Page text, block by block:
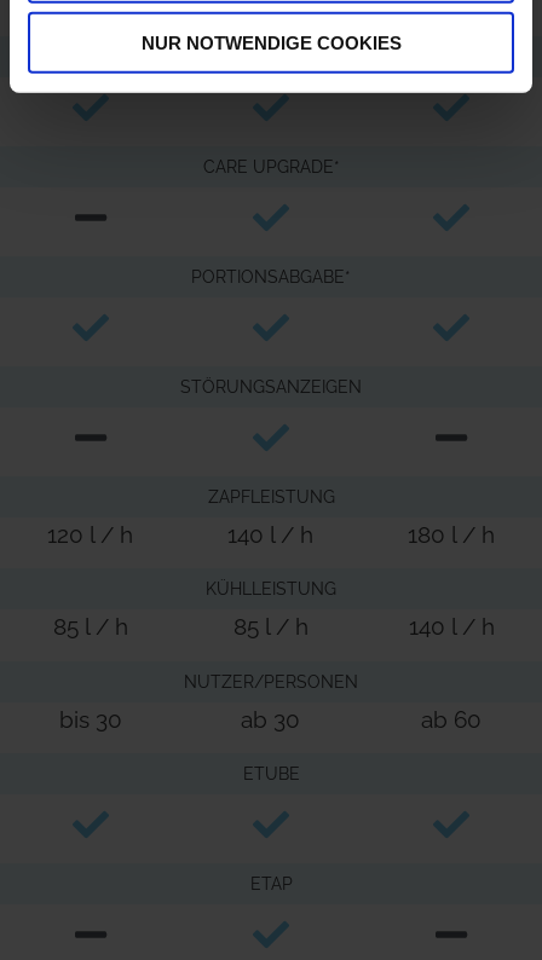
NUR NOTWENDIGE COOKIES
CARE UPGRADE*
PORTIONSABGABE*
STÖRUNGSANZEIGEN
ZAPFLEISTUNG
120 l / h 140 l / h 180 l / h
KÜHLLEISTUNG
85 l / h 85 l / h 140 l / h
NUTZER/PERSONEN
bis 30 ab 30 ab 60
ETUBE
ETAP